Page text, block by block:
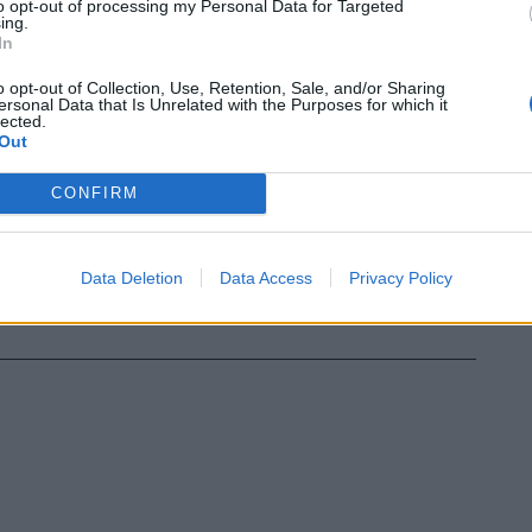
opt-out of processing my Personal Data for Targeted
opt-out of Collection, Use, Retention, Sale, and/or Sharing
Data that Is Unrelated with the Purposes for which it
CONFIRM
Data Deletion Data Access Privacy Policy